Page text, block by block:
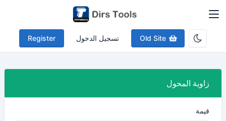
Old Site تسجيل الدخول Register
زاوية المحول
قيمة